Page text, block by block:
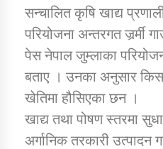
सन्चालित कृषि खाद्य
परियोजना अन्तरगत जर्र्मी
पेस नेपाल जुम्लाका
बताए । उनका अनुसार
खेतिमा हौसिएका छन ।
खाद्य तथा पोषण स्तरमा
अर्गानिक तरकारी उत्पादन